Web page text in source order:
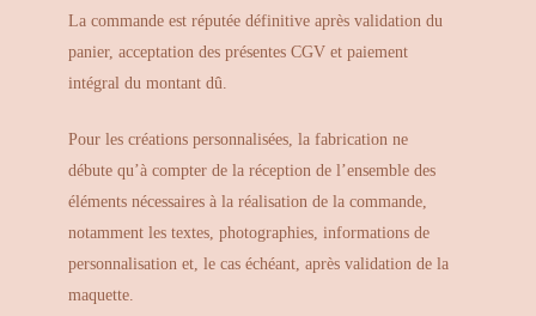
La commande est réputée définitive après validation du
panier, acceptation des présentes CGV et paiement
intégral du montant dû.
Pour les créations personnalisées, la fabrication ne
débute qu’à compter de la réception de l’ensemble des
éléments nécessaires à la réalisation de la commande,
notamment les textes, photographies, informations de
personnalisation et, le cas échéant, après validation de la
maquette.